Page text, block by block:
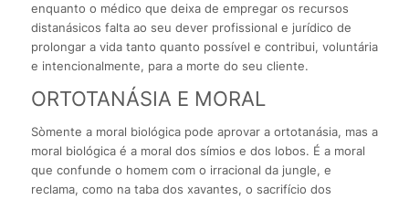
enquanto o médico que deixa de empregar os recursos
distanásicos falta ao seu dever profissional e jurídico de
prolongar a vida tanto quanto possível e contribui, voluntária
e intencionalmente, para a morte do seu cliente.
ORTOTANÁSIA E MORAL
Sòmente a moral biológica pode aprovar a ortotanásia, mas a
moral biológica é a moral dos símios e dos lobos. É a moral
que confunde o homem com o irracional da jungle, e
reclama, como na taba dos xavantes, o sacrifício dos